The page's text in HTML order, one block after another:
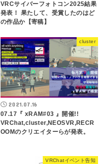
VRCサイバーフォトコン2025結果
発表！ 果たして、受賞したのはど
の作品か【寄稿】
cluster
2021.07.16
07.17『 xRAM#03 』開催!!
VRChat,cluster,NEOSVR,RECR
OOMのクリエイターらが発表。
VRChatイベント告知